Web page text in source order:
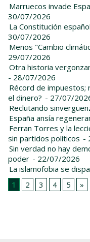
Marruecos invade
30/07/2026
La Constitución
30/07/2026
Menos "Cambio
29/07/2026
Otra historia
- 28/07/2026
Récord de impuestos;
el dinero? - 27/07/
Reclutando
España ansía
Ferran Torres y la
sin partidos políticos -
Sin verdad no hay
poder - 22/07/2026
La islamofobia se
1
2 3 4 5 »